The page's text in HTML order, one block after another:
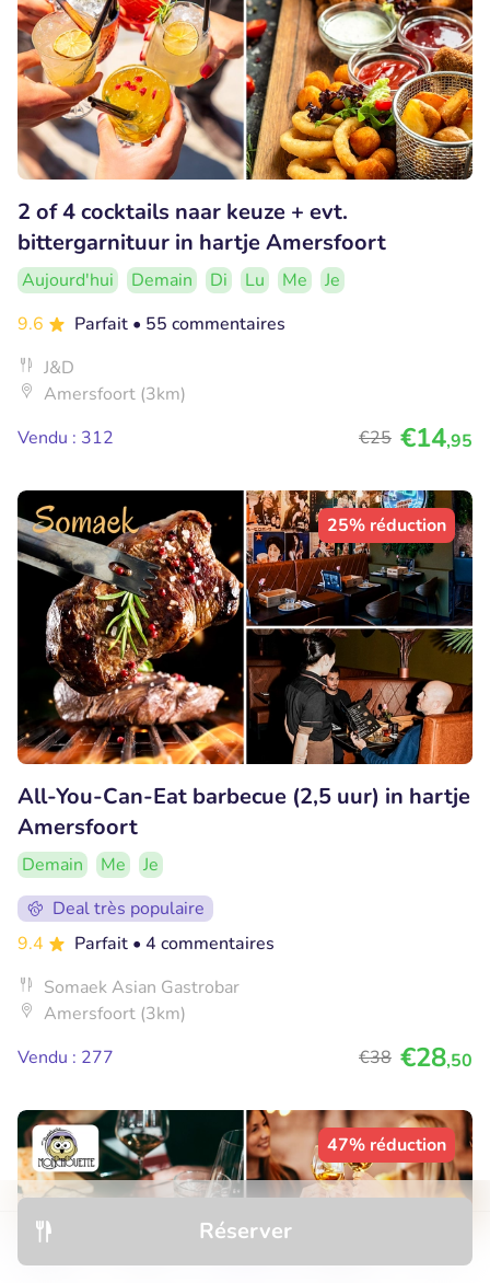
Réserver
2 of 4 cocktails naar keuze + evt.
bittergarnituur in hartje Amersfoort
Aujourd'hui Demain Di Lu Me
Je
9.6
Parfait • 55 commentaires
J&D
Amersfoort (3km)
Vendu : 312
€25 €14,95
25% réduction
All-You-Can-Eat barbecue (2,5 uur) in hartje
Amersfoort
Demain Me
Je
Deal très populaire
9.4
Parfait • 4 commentaires
Somaek Asian Gastrobar
Amersfoort (3km)
Vendu : 277
€38 €28,50
47% réduction